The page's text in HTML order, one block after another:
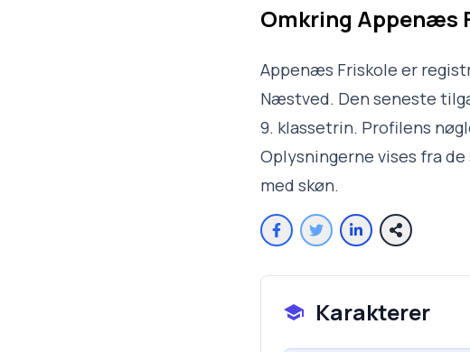
Omkring Appenæs
Appenæs Friskole er
Næstved. Den seneste
9. klassetrin. Profilens
Oplysningerne vises fra
med skøn.
Karakterer